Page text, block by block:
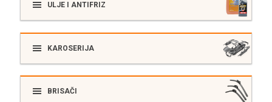
ULJE I ANTIFRIZ
KAROSERIJA
BRISAČI